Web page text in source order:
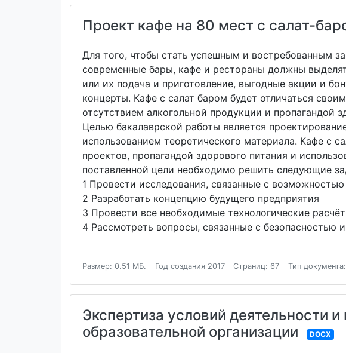
Проект кафе на 80 мест с салат-
Для того, чтобы стать успешным и востребованным
современные бары, кафе и рестораны должны
или их подача и приготовление, выгодные акции и
концерты. Кафе с салат баром будет отличаться
отсутствием алкогольной продукции и пропагандой
Целью бакалаврской работы является
использованием теоретического материала. Кафе с
проектов, пропагандой здорового питания и
поставленной цели необходимо решить следующие
1 Провести исследования, связанные с
2 Разработать концепцию будущего предприятия
3 Провести все необходимые технологические
4 Рассмотреть вопросы, связанные с безопасностью
Размер: 0.51 МБ. Год создания 2017 Страниц: 67 Тип
Экспертиза условий деятельности
образовательной организации
DOCX